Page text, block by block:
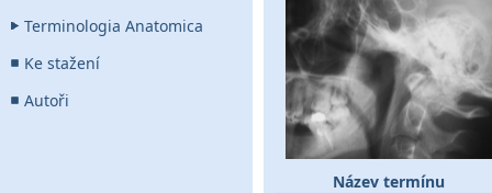
Terminologia Anatomica
Ke stažení
Autoři
Název termínu